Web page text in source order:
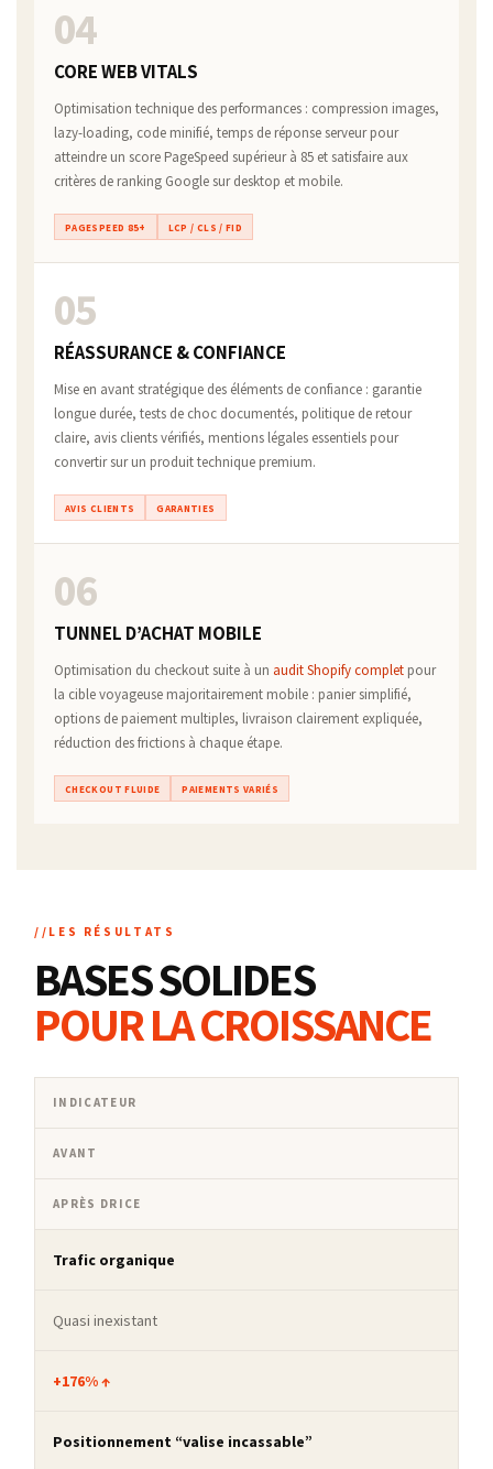
04
CORE WEB VITALS
Optimisation technique des performances : compression images,
lazy-loading, code minifié, temps de réponse serveur pour
atteindre un score PageSpeed supérieur à 85 et satisfaire aux
critères de ranking Google sur desktop et mobile.
PAGESPEED 85+ LCP / CLS / FID
05
RÉASSURANCE & CONFIANCE
Mise en avant stratégique des éléments de confiance : garantie
longue durée, tests de choc documentés, politique de retour
claire, avis clients vérifiés, mentions légales essentiels pour
convertir sur un produit technique premium.
AVIS CLIENTS GARANTIES
06
TUNNEL D’ACHAT MOBILE
Optimisation du checkout suite à un audit Shopify complet pour
la cible voyageuse majoritairement mobile : panier simplifié,
options de paiement multiples, livraison clairement expliquée,
réduction des frictions à chaque étape.
CHECKOUT FLUIDE PAIEMENTS VARIÉS
LES RÉSULTATS
BASES SOLIDES
POUR LA CROISSANCE
INDICATEUR
AVANT
APRÈS DRICE
Trafic organique
Quasi inexistant
+176% ↑
Positionnement “valise incassable”